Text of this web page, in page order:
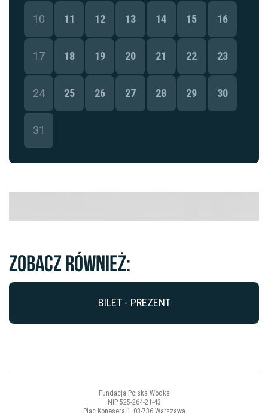
10 11 12 13 14 15 16
17 18 19 20 21 22 23
24 25 26 27 28 29 30
31
Zobacz również:
BILET - PREZENT
Fundacja Polska Wódka
NIP 525-264-21-43
Plac Konesera 1, 03-736 Warszawa